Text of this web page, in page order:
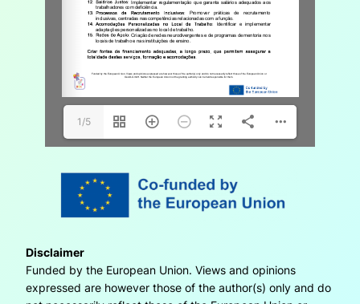
1/5
Disclaimer
Funded by the European Union. Views and opinions
expressed are however those of the author(s) only and do